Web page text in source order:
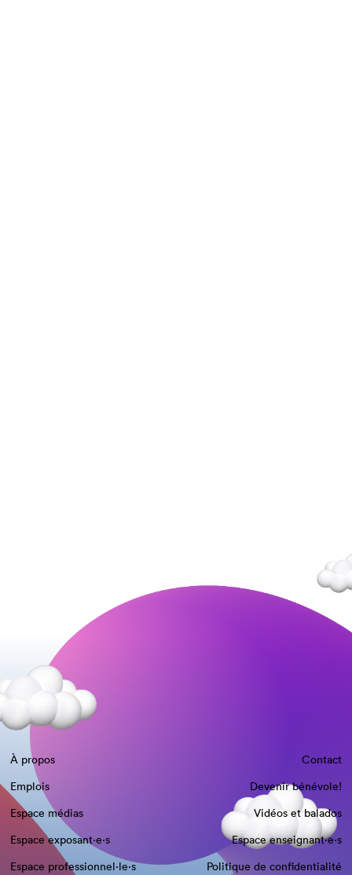
À propos
Contact
Emplois
Devenir bénévole!
Espace médias
Vidéos et balados
Espace exposant·e⋅s
Espace enseignant·e⋅s
Espace professionnel·le⋅s
Politique de confidentialité